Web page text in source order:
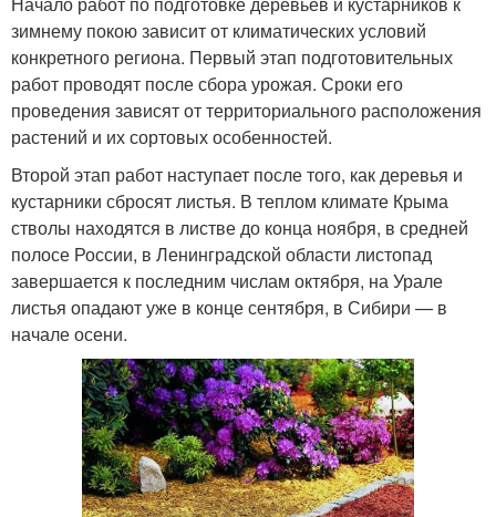
зимнему покою зависит от климатических условий
конкретного региона. Первый этап подготовительных
работ проводят после сбора урожая. Сроки его
проведения зависят от территориального расположения
растений и их сортовых особенностей.
Второй этап работ наступает после того, как деревья и
кустарники сбросят листья. В теплом климате Крыма
стволы находятся в листве до конца ноября, в средней
полосе России, в Ленинградской области листопад
завершается к последним числам октября, на Урале
листья опадают уже в конце сентября, в Сибири — в
начале осени.